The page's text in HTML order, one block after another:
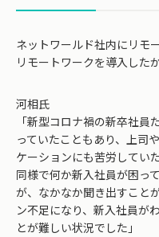
ネットワールド社内にリモ
リモートワークを導入した
河相氏
「新型コロナ禍の新卒社
っていたこともあり、上司
ケーションにも苦労してい
同様で何か新入社員が困っ
が、なかなか聞き出すこと
ン不足になり、新入社員が
とが難しい状況でした」